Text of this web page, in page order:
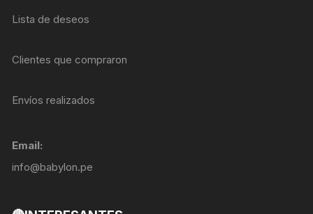
Lista de deseos
Clientes que compraron
Envíos realizados
Email:
info@babylon.pe